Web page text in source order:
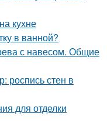
кухне
в ванной?
с навесом. Общие
роспись стен в
для отделки